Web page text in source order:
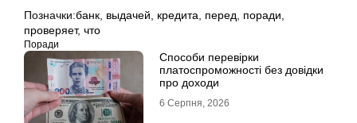
Позначки:банк выдачей кредита перед поради
проверяет, что
Поради
Способи перевірки
платоспроможності без довідки
про доходи
6 Серпня, 2026